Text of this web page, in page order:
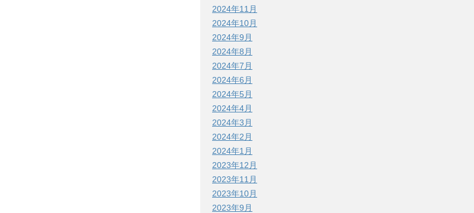
2024年11月
2024年10月
2024年9月
2024年8月
2024年7月
2024年6月
2024年5月
2024年4月
2024年3月
2024年2月
2024年1月
2023年12月
2023年11月
2023年10月
2023年9月